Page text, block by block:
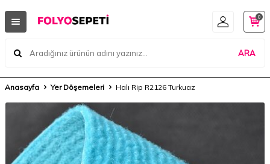
ARA
0
Anasayfa Yer Döşemeleri Halı Rip R2126 Turkuaz